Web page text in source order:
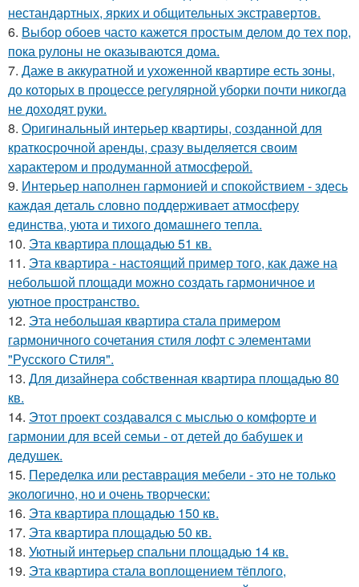
нестандартных, ярких и общительных экстравертов.
6. Выбор обоев часто кажется простым делом до тех пор,
пока рулоны не оказываются дома.
7. Даже в аккуратной и ухоженной квартире есть зоны,
до которых в процессе регулярной уборки почти никогда
не доходят руки.
8. Оригинальный интерьер квартиры, созданной для
краткосрочной аренды, сразу выделяется своим
характером и продуманной атмосферой.
9. Интерьер наполнен гармонией и спокойствием - здесь
каждая деталь словно поддерживает атмосферу
единства, уюта и тихого домашнего тепла.
10. Эта квартира площадью 51 кв.
11. Эта квартира - настоящий пример того, как даже на
небольшой площади можно создать гармоничное и
уютное пространство.
12. Эта небольшая квартира стала примером
гармоничного сочетания стиля лофт с элементами
"Русского Стиля".
13. Для дизайнера собственная квартира площадью 80
кв.
14. Этот проект создавался с мыслью о комфорте и
гармонии для всей семьи - от детей до бабушек и
дедушек.
15. Переделка или реставрация мебели - это не только
экологично, но и очень творчески:
16. Эта квартира площадью 150 кв.
17. Эта квартира площадью 50 кв.
18. Уютный интерьер спальни площадью 14 кв.
19. Эта квартира стала воплощением тёплого,